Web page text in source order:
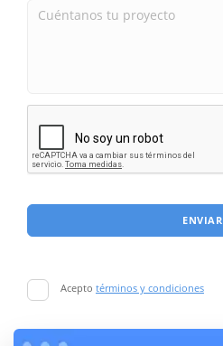
ENVIAR
Acepto términos y condiciones